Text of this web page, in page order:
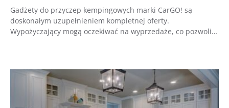
Gadżety do przyczep kempingowych marki CarGO! są
doskonałym uzupełnieniem kompletnej oferty.
Wypożyczający mogą oczekiwać na wyprzedaże, co pozwoli…